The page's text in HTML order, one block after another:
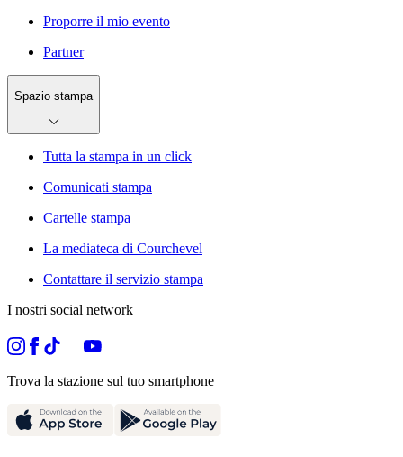
Proporre il mio evento
Partner
Spazio stampa
Tutta la stampa in un click
Comunicati stampa
Cartelle stampa
La mediateca di Courchevel
Contattare il servizio stampa
I nostri social network
Trova la stazione sul tuo smartphone